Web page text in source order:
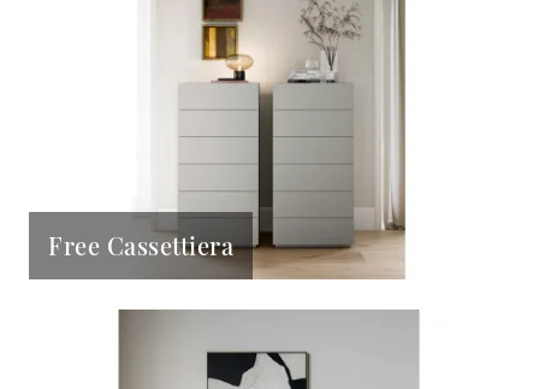
Free Cassettiera